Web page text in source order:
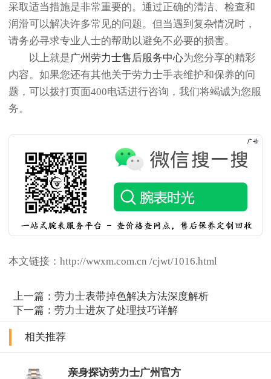
采取适当措施是非常重要的。通过正确的清洁、检查和
润滑可以解决许多常见的问题。但当遇到复杂情况时，
请务必寻求专业人士的帮助以避免不必要的损害。
以上就是广州劳力士售后服务中心为您分享的精彩
内容。如果您还有其他关于劳力士手表维护和保养的问
题，可以拨打页面400电话进行咨询，我们将竭诚为您服
务。
本文链接：http://wwxm.com.cn /cjwt/1016.html
上一篇：劳力士表带掉色解决方法深度解析
下一篇：劳力士进灰了处理技巧详解
相关推荐
亲身探访劳力士广州官方